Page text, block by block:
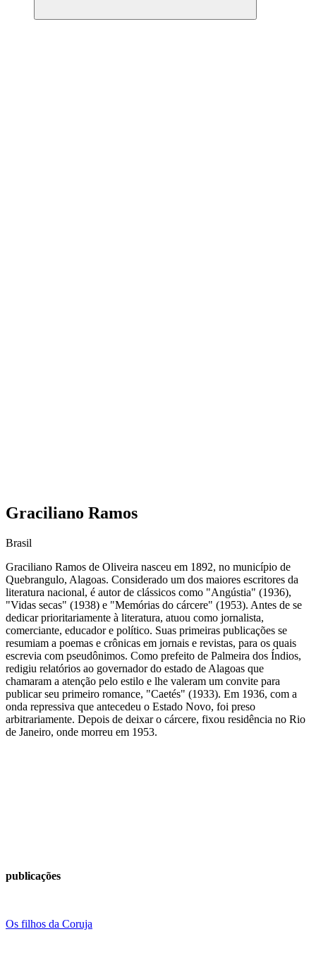
Graciliano Ramos
Brasil
Graciliano Ramos de Oliveira nasceu em 1892, no município de
Quebrangulo, Alagoas. Considerado um dos maiores escritores da
literatura nacional, é autor de clássicos como "Angústia" (1936),
"Vidas secas" (1938) e "Memórias do cárcere" (1953). Antes de se
dedicar prioritariamente à literatura, atuou como jornalista,
comerciante, educador e político. Suas primeiras publicações se
resumiam a poemas e crônicas em jornais e revistas, para os quais
escrevia com pseudônimos. Como prefeito de Palmeira dos Índios,
redigiu relatórios ao governador do estado de Alagoas que
chamaram a atenção pelo estilo e lhe valeram um convite para
publicar seu primeiro romance, "Caetés" (1933). Em 1936, com a
onda repressiva que antecedeu o Estado Novo, foi preso
arbitrariamente. Depois de deixar o cárcere, fixou residência no Rio
de Janeiro, onde morreu em 1953.
publicações
Os filhos da Coruja